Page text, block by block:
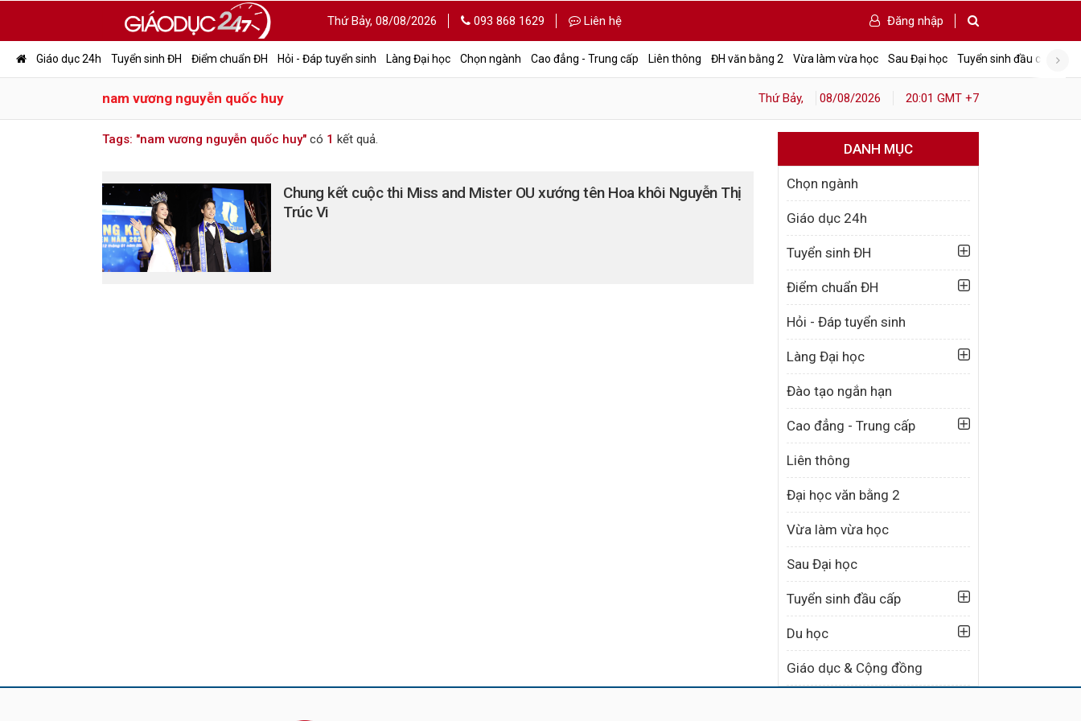
Thứ Bảy, 08/08/2026 093 868 1629 Liên hệ Đăng nhập
Giáo dục 24h Tuyển sinh ĐH Điểm chuẩn ĐH Hỏi - Đáp tuyển sinh Làng Đại học Chọn ngành Cao đẳng - Trung cấp Liên thông ĐH văn bằng 2 Vừa làm vừa học Sau Đại học Tuyển sinh đầu cấp
nam vương nguyễn quốc huy Thứ Bảy, 08/08/2026 20:01 GMT +7
Tags: "nam vương nguyễn quốc huy" có 1 kết quả.
Chung kết cuộc thi Miss and Mister OU xướng tên Hoa khôi Nguyễn Thị
Trúc Vi
DANH MỤC
Chọn ngành
Giáo dục 24h
Tuyển sinh ĐH
Điểm chuẩn ĐH
Hỏi - Đáp tuyển sinh
Làng Đại học
Đào tạo ngắn hạn
Cao đẳng - Trung cấp
Liên thông
Đại học văn bằng 2
Vừa làm vừa học
Sau Đại học
Tuyển sinh đầu cấp
Du học
Giáo dục & Cộng đồng